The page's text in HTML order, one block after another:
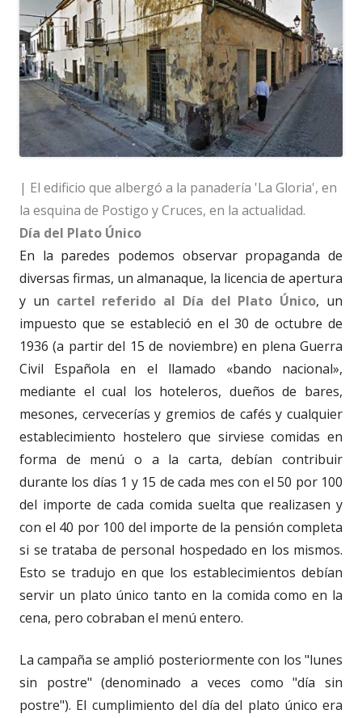
| El edificio que albergó a la panadería 'La Gloria', en
la esquina de Postigo y Cruces, en la actualidad.
Día del Plato Único
En la paredes podemos observar propaganda de
diversas firmas, un almanaque, la licencia de apertura
y un cartel referido al Día del Plato Único, un
impuesto que se estableció en el 30 de octubre de
1936 (a partir del 15 de noviembre) en plena Guerra
Civil Española en el llamado «bando nacional»,
mediante el cual los hoteleros, dueños de bares,
mesones, cervecerías y gremios de cafés y cualquier
establecimiento hostelero que sirviese comidas en
forma de menú o a la carta, debían contribuir
durante los días 1 y 15 de cada mes con el 50 por 100
del importe de cada comida suelta que realizasen y
con el 40 por 100 del importe de la pensión completa
si se trataba de personal hospedado en los mismos.
Esto se tradujo en que los establecimientos debían
servir un plato único tanto en la comida como en la
cena, pero cobraban el menú entero.
La campaña se amplió posteriormente con los "lunes
sin postre" (denominado a veces como "día sin
postre"). El cumplimiento del día del plato único era